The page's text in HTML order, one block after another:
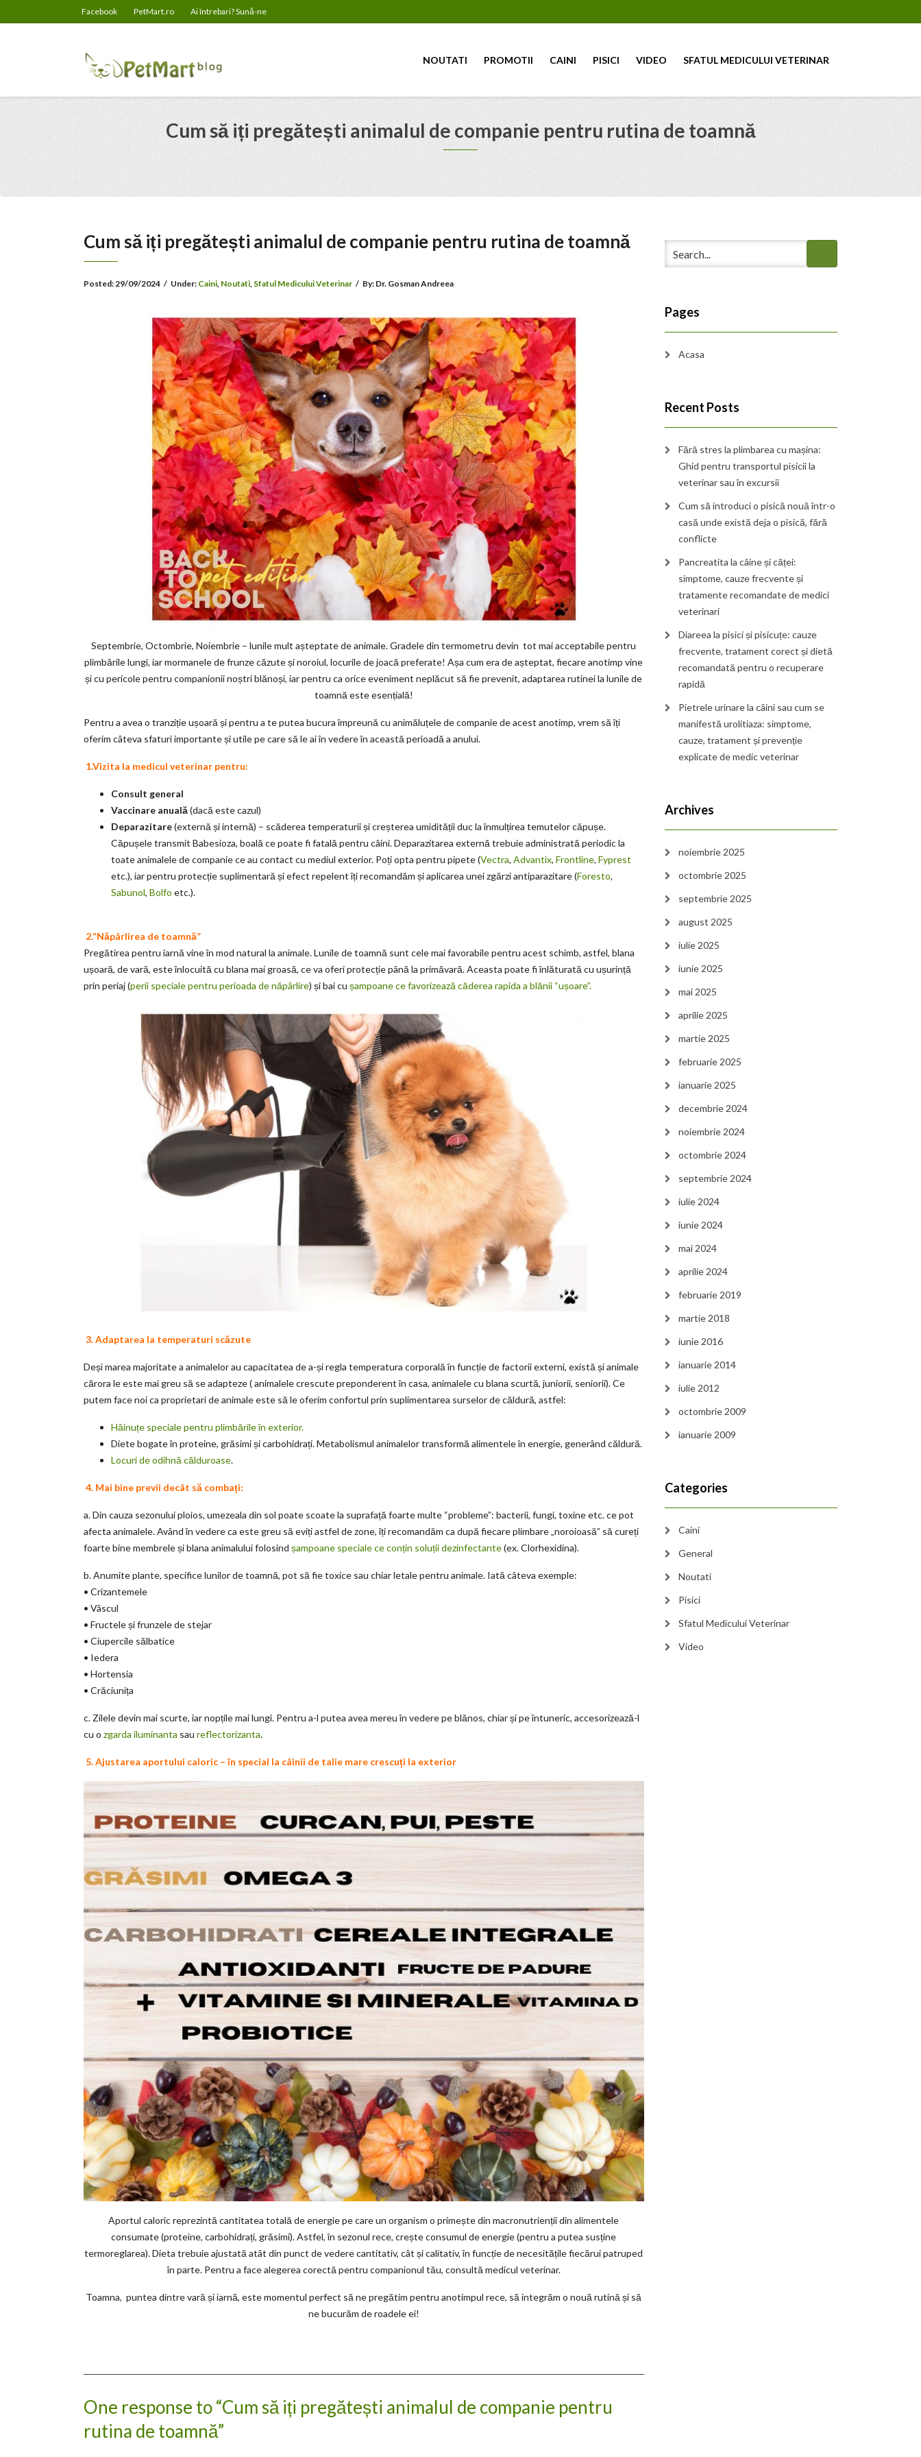
Facebook PetMart.ro Ai întrebari? Sună-ne
NOUTATI PROMOTII CAINI PISICI VIDEO SFATUL MEDICULUI VETERINAR
Cum să iți pregătești animalul de companie pentru rutina de toamnă
Cum să iți pregătești animalul de companie pentru rutina de toamnă
Posted:29/09/2024 / Under: Caini, Noutati, Sfatul Medicului Veterinar / By: Dr. Gosman Andreea
Septembrie, Octombrie, Noiembrie – lunile mult așteptate de animale. Gradele din termometru devin tot mai acceptabile pentru
plimbările lungi, iar mormanele de frunze căzute și noroiul, locurile de joacă preferate! Așa cum era de așteptat, fiecare anotimp vine
și cu pericole pentru companionii noștri blănoși, iar pentru ca orice eveniment neplăcut să fie prevenit, adaptarea rutinei la lunile de
toamnă este esențială!
Pentru a avea o tranziție ușoară și pentru a te putea bucura împreună cu animăluțele de companie de acest anotimp, vrem să îți
oferim câteva sfaturi importante și utile pe care să le ai în vedere în această perioadă a anului.
1.Vizita la medicul veterinar pentru:
Consult general
Vaccinare anuală(dacă este cazul)
Deparazitare(externă și internă) – scăderea temperaturii și creșterea umidității duc la înmulțirea temutelor căpușe.
Căpușele transmit Babesioza, boală ce poate fi fatală pentru câini. Deparazitarea externă trebuie administrată periodic la
toate animalele de companie ce au contact cu mediul exterior. Poți opta pentru pipete (Vectra, Advantix, Frontline, Fyprest
etc.), iar pentru protecție suplimentară și efect repelent îți recomandăm și aplicarea unei zgărzi antiparazitare (Foresto,
Sabunol, Bolfo etc.).
2.“Năpârlirea de toamnă”
Pregătirea pentru iarnă vine în mod natural la animale. Lunile de toamnă sunt cele mai favorabile pentru acest schimb, astfel, blana
ușoară, de vară, este înlocuită cu blana mai groasă, ce va oferi protecție până la primăvară. Aceasta poate fi înlăturată cu ușurință
prin periaj (perii speciale pentru perioada de năpârlire) și bai cu șampoane ce favorizează căderea rapida a blănii “ușoare”.
3. Adaptarea la temperaturi scăzute
Deși marea majoritate a animalelor au capacitatea de a-și regla temperatura corporală în funcție de factorii externi, există și animale
cărora le este mai greu să se adapteze ( animalele crescute preponderent în casa, animalele cu blana scurtă, juniorii, seniorii). Ce
putem face noi ca proprietari de animale este să le oferim confortul prin suplimentarea surselor de căldură, astfel:
Hăinuțe speciale pentru plimbările în exterior.
Diete bogate în proteine, grăsimi și carbohidrați. Metabolismul animalelor transformă alimentele în energie, generând căldură.
Locuri de odihnă călduroase.
4. Mai bine previi decât să combați:
a. Din cauza sezonului ploios, umezeala din sol poate scoate la suprafață foarte multe “probleme”: bacterii, fungi, toxine etc. ce pot
afecta animalele. Având în vedere ca este greu să eviți astfel de zone, îți recomandăm ca după fiecare plimbare „noroioasă” să cureți
foarte bine membrele și blana animalului folosind șampoane speciale ce conțin soluții dezinfectante(ex. Clorhexidina).
b. Anumite plante, specifice lunilor de toamnă, pot să fie toxice sau chiar letale pentru animale. Iată câteva exemple:
• Crizantemele
• Vâscul
• Fructele și frunzele de stejar
• Ciupercile sălbatice
• Iedera
• Hortensia
• Crăciunița
c. Zilele devin mai scurte, iar nopțile mai lungi. Pentru a-l putea avea mereu în vedere pe blănos, chiar și pe întuneric, accesorizează-l
cu o zgarda iluminanta sau reflectorizanta.
5. Ajustarea aportului caloric – în special la câinii de talie mare crescuți la exterior
Aportul caloric reprezintă cantitatea totală de energie pe care un organism o primește din macronutrienții din alimentele
consumate (proteine, carbohidrați, grăsimi). Astfel, în sezonul rece, crește consumul de energie (pentru a putea susține
termoreglarea). Dieta trebuie ajustată atât din punct de vedere cantitativ, cât și calitativ, în funcție de necesitățile fiecărui patruped
în parte. Pentru a face alegerea corectă pentru companionul tău, consultă medicul veterinar.
Toamna, puntea dintre vară și iarnă, este momentul perfect să ne pregătim pentru anotimpul rece, să integrăm o nouă rutină și să
ne bucurăm de roadele ei!
One response to “Cum să iți pregătești animalul de companie pentru
rutina de toamnă”
Pages
Acasa
Recent Posts
Fără stres la plimbarea cu mașina:
Ghid pentru transportul pisicii la
veterinar sau în excursii
Cum să introduci o pisică nouă într-o
casă unde există deja o pisică, fără
conflicte
Pancreatita la câine și căței:
simptome, cauze frecvente și
tratamente recomandate de medici
veterinari
Diareea la pisici și pisicuțe: cauze
frecvente, tratament corect și dietă
recomandată pentru o recuperare
rapidă
Pietrele urinare la câini sau cum se
manifestă urolitiaza: simptome,
cauze, tratament și prevenție
explicate de medic veterinar
Archives
noiembrie 2025
octombrie 2025
septembrie 2025
august 2025
iulie 2025
iunie 2025
mai 2025
aprilie 2025
martie 2025
februarie 2025
ianuarie 2025
decembrie 2024
noiembrie 2024
octombrie 2024
septembrie 2024
iulie 2024
iunie 2024
mai 2024
aprilie 2024
februarie 2019
martie 2018
iunie 2016
ianuarie 2014
iulie 2012
octombrie 2009
ianuarie 2009
Categories
Caini
General
Noutati
Pisici
Sfatul Medicului Veterinar
Video